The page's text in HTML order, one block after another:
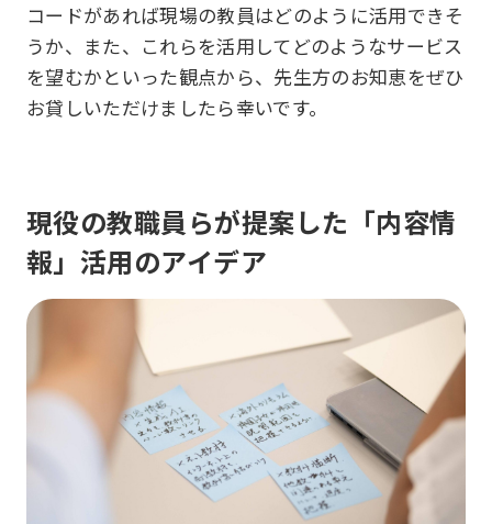
コードがあれば現場の教員はどのように活用できそ
うか、また、これらを活用してどのようなサービス
を望むかといった観点から、先生方のお知恵をぜひ
お貸しいただけましたら幸いです。
現役の教職員らが提案した「内容情
報」活用のアイデア